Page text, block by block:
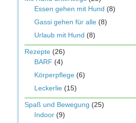
Essen gehen mit Hund (8)
Gassi gehen für alle (8)
Urlaub mit Hund (8)
Rezepte (26)
BARF (4)
Körperpflege (6)
Leckerlie (15)
Spaß und Bewegung (25)
Indoor (9)